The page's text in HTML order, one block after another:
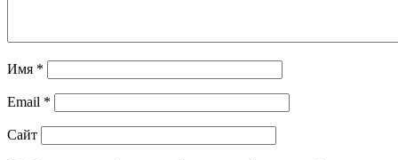
Имя *
Email *
Сайт